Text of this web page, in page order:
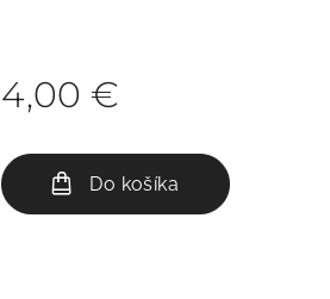
4,00 €
Do košíka